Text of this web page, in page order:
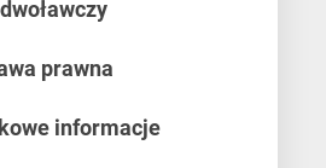
prawna
informacje